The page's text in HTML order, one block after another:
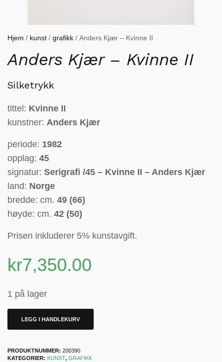
Hjem / kunst / grafikk / Anders Kjær – Kvinne II
Anders Kjær – Kvinne II
Silketrykk
tittel: Kvinne II
kunstner: Anders Kjær
periode: 1982
opplag: 45
signatur: Serigrafi /45 – Kvinne II – Anders Kjær
land: Norge
bredde: cm. 49 (66)
høyde: cm. 42 (50)
Prisen inkluderer 5% kunstavgift.
kr7,350.00
1 på lager
LEGG I HANDLEKURV
PRODUKTNUMMER: 200390
KATEGORIER: KUNST, GRAFIKK